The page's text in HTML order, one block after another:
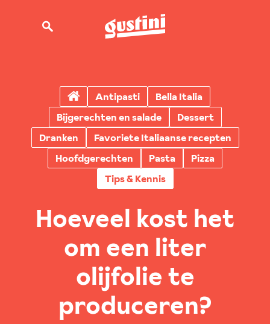
Antipasti
Bella Italia
Bijgerechten en salade
Dessert
Dranken
Favoriete Italiaanse recepten
Hoofdgerechten
Pasta
Pizza
Tips & Kennis
Hoeveel kost het
om een liter
olijfolie te
produceren?